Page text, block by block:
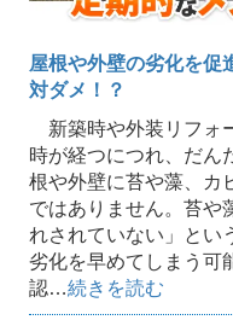
屋根や外壁の劣化を促
対ダメ！？
新築時や外装リフォ
時が経つにつれ、だん
根や外壁に苔や藻、カ
ではありません。苔や
れされていない」とい
劣化を早めてしまう可
認…続きを読む